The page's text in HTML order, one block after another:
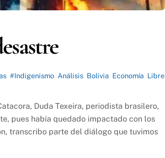
, #Indigenismo, Análisis, Bolivia Economía Libre
Duda Texeira, periodista brasilero,
pues había quedado impactado con los
transcribo parte del diálogo que tuvimos